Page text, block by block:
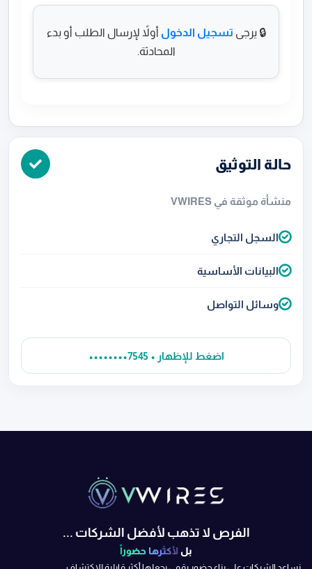
🔒 يرجى تسجيل الدخول أولاً لإرسال الطلب أو بدء
المحادثة.
حالة التوثيق
منشأة موثقة في VWIRES
السجل التجاري
البيانات الأساسية
وسائل التواصل
••••••••7545 • اضغط للإظهار
الفرص لا تذهب لأفضل الشركات ...
بل لأكثرها حضوراً